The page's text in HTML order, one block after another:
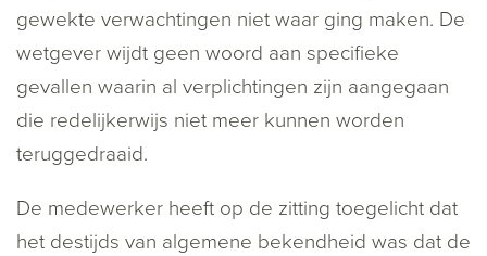
gewekte verwachtingen niet waar ging maken. De
wetgever wijdt geen woord aan specifieke
gevallen waarin al verplichtingen zijn aangegaan
die redelijkerwijs niet meer kunnen worden
teruggedraaid.
De medewerker heeft op de zitting toegelicht dat
het destijds van algemene bekendheid was dat de